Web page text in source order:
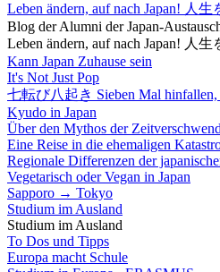
Leben ändern, auf nach Japan! 人
Blog der Alumni der Japan-
Leben ändern, auf nach Japan! 人
Kann Japan Zuhause sein
It's Not Just Pop
七転び八起き Sieben Mal hinfallen,
Kyudo in Japan
Über den Mythos der
Eine Reise in die ehemaligen
Regionale Differenzen der
Vegetarisch oder Vegan in Japan
Sapporo → Tokyo
Studium im Ausland
Studium im Ausland
To Dos und Tipps
Europa macht Schule